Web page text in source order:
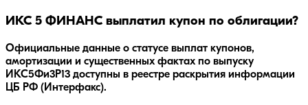
ИКС 5 ФИНАНС выплатил купон по облигации?
Официальные данные о статусе выплат купонов,
амортизации и существенных фактах по выпуску
ИКС5Фи3P13 доступны в реестре раскрытия информации
ЦБ РФ (Интерфакс).